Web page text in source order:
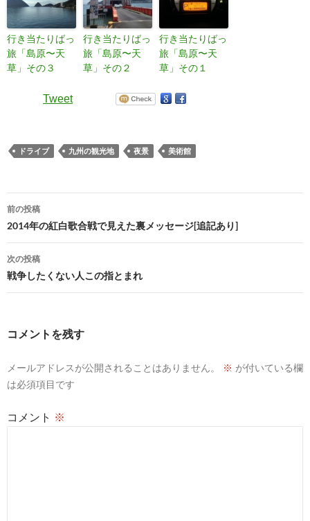
行き当たりばっ
旅「島原〜天
草」その３
行き当たりばっ
旅「島原〜天
草」その２
行き当たりばっ
旅「島原〜天
草」その１
Tweet
ドライブ 九州の観光地 夜景 美術館
投
稿
ナ
ビ
ョ
前の投稿
2014年の紅白歌合戦で見えた裏メッセージ[追記あり]
次の投稿
戦争したくない人この指とまれ
コメントを残す
メールアドレスが公開されることはありません。 ※ が付いている欄
は必須項目です
コメント ※